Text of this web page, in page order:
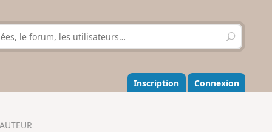
R
e
h
e
r
Inscription Connexion
AUTEUR